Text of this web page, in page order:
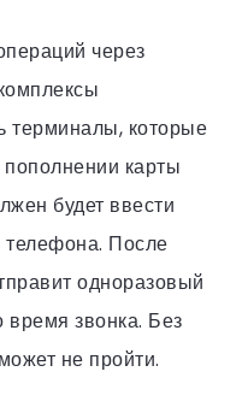
через
терминалы, которые
карты
будет ввести
После
одноразовый
время звонка. Без
не пройти.